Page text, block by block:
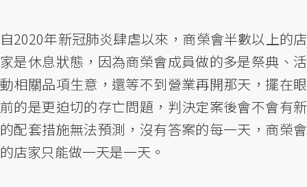
自2020年新冠肺炎肆虐以來，商榮會半數以上的店
家是休息狀態，因為商榮會成員做的多是祭典、活
動相關品項生意，還等不到營業再開那天，擺在眼
前的是更迫切的存亡問題，判決定案後會不會有新
的配套措施無法預測，沒有答案的每一天，商榮會
的店家只能做一天是一天。